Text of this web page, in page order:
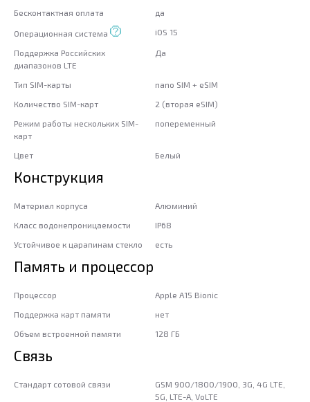
Бесконтактная оплата да
Операционная система iOS 15
Поддержка Российских
диапазонов LTE
Да
Тип SIM-карты
nano SIM + eSIM
Количество SIM-карт
2 (вторая eSIM)
Режим работы нескольких SIM-
карт
попеременный
Цвет Белый
Конструкция
Материал корпуса
Алюминий
Класс водонепроницаемости
IP68
Устойчивое к царапинам стекло
есть
Память и процессор
Процессор
Apple A15 Bionic
Поддержка карт памяти
нет
Объем встроенной памяти
128 ГБ
Связь
Стандарт сотовой связи
GSM 900/1800/1900, 3G, 4G LTE,
5G, LTE-A, VoLTE